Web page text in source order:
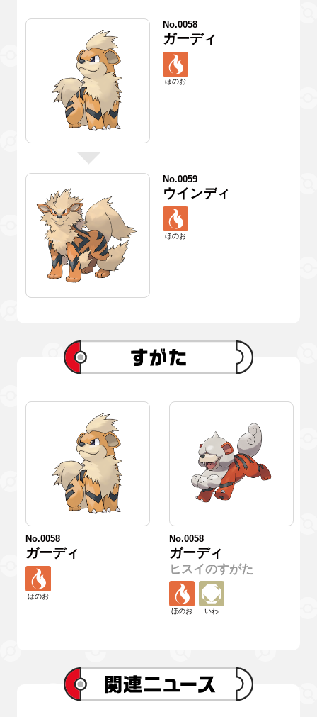
No.0058
ガーディ
ほのお
No.0059
ウインディ
ほのお
No.0058
ガーディ
ほのお
No.0058
ガーディ
ヒスイのすがた
ほのお いわ